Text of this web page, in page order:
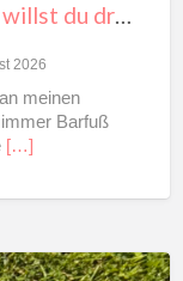
Meine heißen stinke Sneakers willst du dran riechen?
2026
meinen
Barfuß
[…]